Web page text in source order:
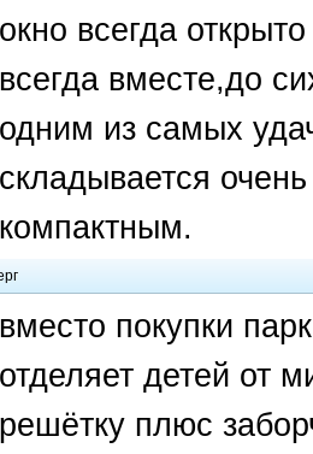
окно всегда
всегда вместе,до
одним из самых
складывается
компактным.
вместо покупки
отделяет детей от
решётку плюс